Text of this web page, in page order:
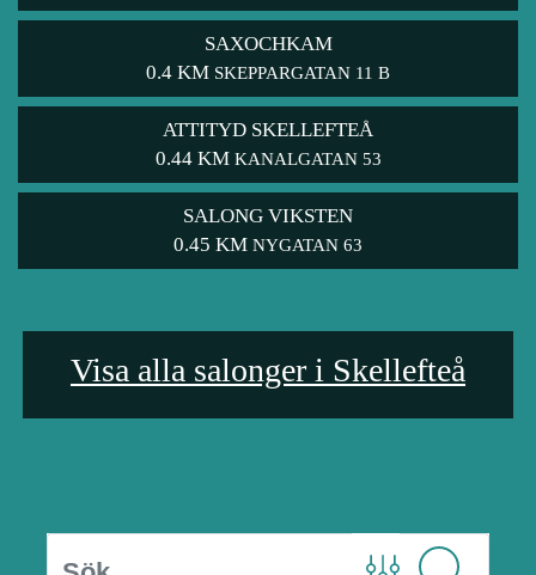
SAXOCHKAM
0.4 KM SKEPPARGATAN 11 B
ATTITYD SKELLEFTEÅ
0.44 KM KANALGATAN 53
SALONG VIKSTEN
0.45 KM NYGATAN 63
Visa alla salonger i Skellefteå